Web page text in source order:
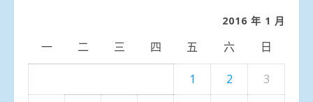
2016 年 1 月
一 二 三 四 五 六 日
1 2 3